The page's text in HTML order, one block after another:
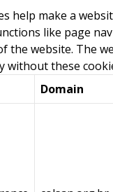
help make a
like page
the website. The
without these
Domain